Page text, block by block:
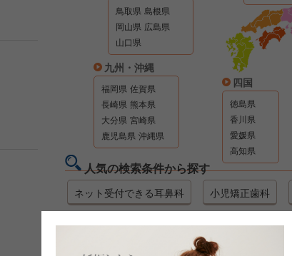
鳥取県 島根県
岡山県 広島県
山口県
四国
徳島県
香川県
愛媛県
高知県
九州・沖縄
福岡県 佐賀県
長崎県 熊本県
大分県 宮崎県
鹿児島県 沖縄県
人気の検索条件から探す
ネット受付できる耳鼻科 小児矯正歯科
ネット受付可